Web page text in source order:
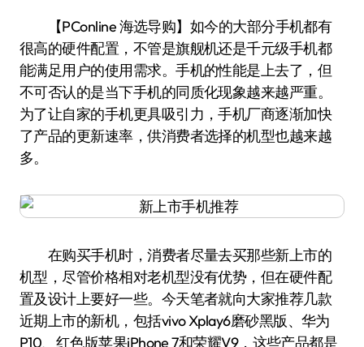
【PConline 海选导购】如今的大部分手机都有
很高的硬件配置，不管是旗舰机还是千元级手机都
能满足用户的使用需求。手机的性能是上去了，但
不可否认的是当下手机的同质化现象越来越严重。
为了让自家的手机更具吸引力，手机厂商逐渐加快
了产品的更新速率，供消费者选择的机型也越来越
多。
在购买手机时，消费者尽量去买那些新上市的
机型，尽管价格相对老机型没有优势，但在硬件配
置及设计上要好一些。今天笔者就向大家推荐几款
近期上市的新机，包括vivo Xplay6磨砂黑版、华为
P10、红色版苹果iPhone 7和荣耀V9，这些产品都是